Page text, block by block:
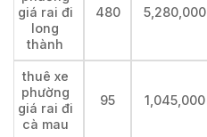
giá rai đi
long
thành
480 5,280,000
thuê xe
phường
giá rai đi
cà mau
95 1,045,000